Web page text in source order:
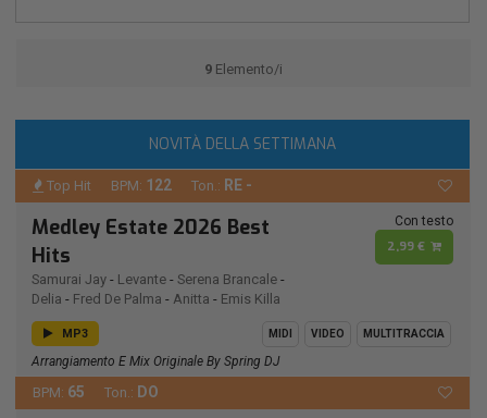
9 Elemento/i
NOVITÀ DELLA SETTIMANA
Top Hit BPM: 122 Ton.: RE -
Medley Estate 2026 Best
Hits
Samurai Jay - Levante - Serena Brancale -
Delia - Fred De Palma - Anitta - Emis Killa
Con testo
2,99 €
MP3 MIDI VIDEO MULTITRACCIA
Arrangiamento E Mix Originale By Spring DJ
BPM: 65 Ton.: DO